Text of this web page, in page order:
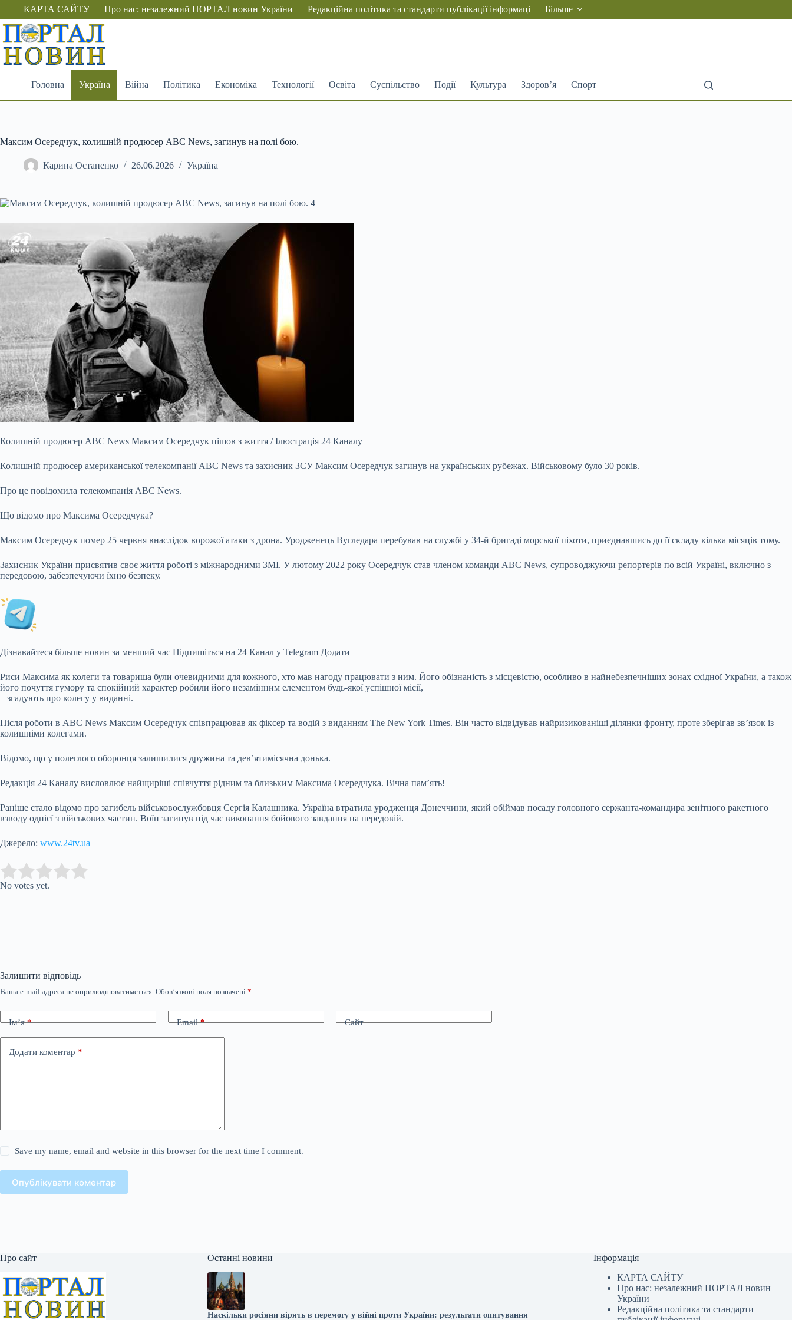
Перейти
вмісту
КАРТА САЙТУ Про нас: незалежний ПОРТАЛ новин України Редакційна політика та стандарти публікації інформаці Більше
Головна Україна Війна Політика Економіка Технології Освіта Суспільство Події Культура Здоров’я Спорт
Максим Осередчук, колишній продюсер ABC News, загинув на полі бою.
Карина Остапенко 26.06.2026 Україна
Колишній продюсер ABC News Максим Осередчук пішов з життя / Ілюстрація 24 Каналу
Колишній продюсер американської телекомпанії ABC News та захисник ЗСУ Максим Осередчук загинув на українських рубежах. Військовому було 30 років.
Про це повідомила телекомпанія ABC News.
Що відомо про Максима Осередчука?
Максим Осередчук помер 25 червня внаслідок ворожої атаки з дрона. Уродженець Вугледара перебував на службі у 34-й бригаді морської піхоти, приєднавшись до її складу кілька місяців тому.
Захисник України присвятив своє життя роботі з міжнародними ЗМІ. У лютому 2022 року Осередчук став членом команди ABC News, супроводжуючи репортерів по всій Україні, включно з
передовою, забезпечуючи їхню безпеку.
Дізнавайтеся більше новин за менший час Підпишіться на 24 Канал у Telegram Додати
Риси Максима як колеги та товариша були очевидними для кожного, хто мав нагоду працювати з ним. Його обізнаність з місцевістю, особливо в найнебезпечніших зонах східної України, а також
його почуття гумору та спокійний характер робили його незамінним елементом будь-якої успішної місії,
– згадують про колегу у виданні.
Після роботи в ABC News Максим Осередчук співпрацював як фіксер та водій з виданням The New York Times. Він часто відвідував найризикованіші ділянки фронту, проте зберігав зв’язок із
колишніми колегами.
Відомо, що у полеглого оборонця залишилися дружина та дев’ятимісячна донька.
Редакція 24 Каналу висловлює найщиріші співчуття рідним та близьким Максима Осередчука. Вічна пам’ять!
Раніше стало відомо про загибель військовослужбовця Сергія Калашника. Україна втратила уродженця Донеччини, який обіймав посаду головного сержанта-командира зенітного ракетного
взводу однієї з військових частин. Воїн загинув під час виконання бойового завдання на передовій.
Джерело: www.24tv.ua
Rate this item:
No votes yet.
Залишити відповідь
Ваша e-mail адреса не оприлюднюватиметься. Обов’язкові поля позначені *
Ім’я* Email* Сайт
Додати коментар *
Save my name, email and website in this browser for the next time I comment.
Опублікувати коментар
Про сайт Останні новини
Наскільки росіяни вірять в перемогу у війні проти України: результати опитування
Інформація
КАРТА САЙТУ
Про нас: незалежний ПОРТАЛ новин
України
Редакційна політика та стандарти